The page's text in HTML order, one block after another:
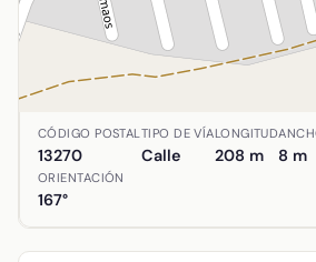
Ubicación de Calle de los
CÓDIGO POSTAL
13270
TIPO DE VÍA
Calle
LONGITUD
208 m 8 m
ORIENTACIÓN
167°